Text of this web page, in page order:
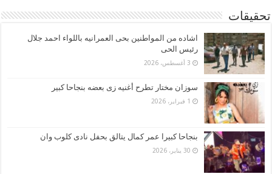
تحقيقات
اشاده من المواطنين بحى العمرانيه باللواء احمد جلال
رئيس الحى
3 أغسطس، 2026
سوزان مختار تطرح أغنيه زى بعضه بنجاحا كبير
1 فبراير، 2026
بنجاحا كبيرا عمر كمال يتالق بحفل نادى كلوب وان
30 يناير، 2026